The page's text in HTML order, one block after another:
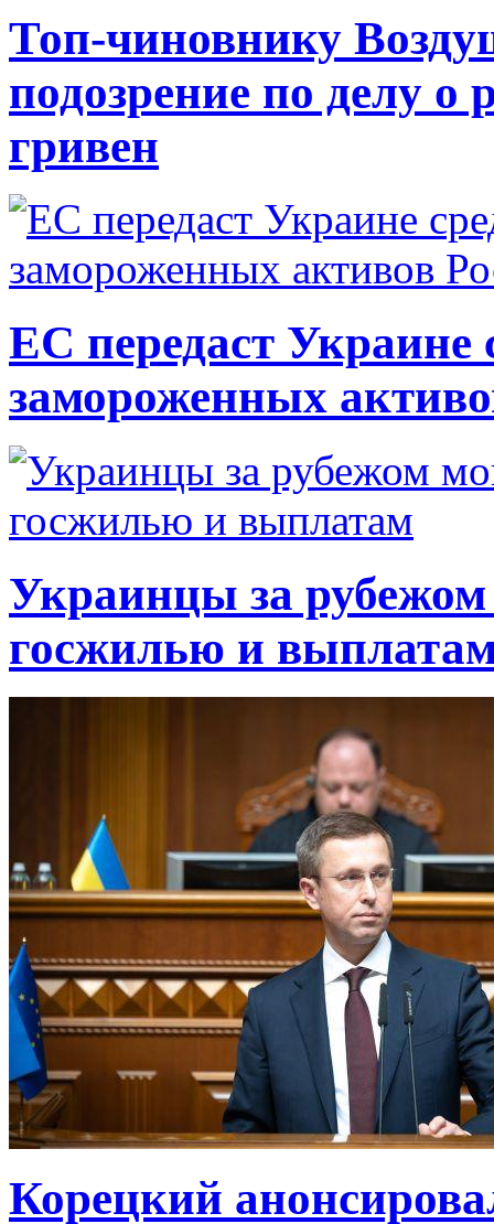
Топ-чиновнику
подозрение по делу о
гривен
ЕС передаст Украине
замороженных
Украинцы за рубежом
госжилью и
Корецкий